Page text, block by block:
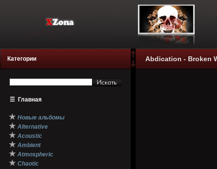
Категории
☰ Главная
★ Новые альбомы
★ Alternative
★ Acoustic
★ Ambient
★ Atmospheric
★ Chaotic
Abdication - Broken